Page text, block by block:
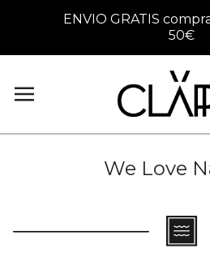
ENVIO GRATIS
50€
We Love